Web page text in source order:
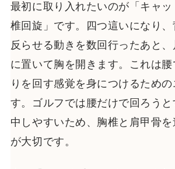
最初に取り入れたいのが「キャ
椎回旋」です。四つ這いになり、
反らせる動きを数回行ったあと
に置いて胸を開きます。これは
りを回す感覚を身につけるため
す。ゴルフでは腰だけで回ろう
中しやすいため、胸椎と肩甲骨を
が大切です。